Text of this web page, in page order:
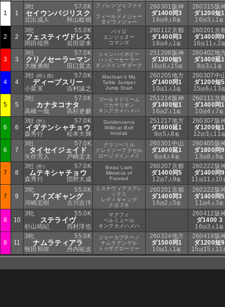
1 1
57.0K
3牡
セイウンバジリスク
北出成人 秋山稔樹
フィレンツェファイ
ア
フィールドメジャー
ダイワメジャー
260301阪神
ダ1400同3
16頭9 人6着
260315阪
ダ1200短1
16頭3 人 1着
2 2
55.0K
3牝
フェスティヴドレス
岡田稲男 岩田望来
パイロ
エンジェヌー
コマンズ
260112京都
ダ1400同3
16頭4 人 1着
260201京
ダ1400同9
16頭 11 人 2
3 3
57.0K
3牡
クリノセーラーマン
大橋勇樹 田口貫太
シャンハイボビー
ハッピーセーラー
ダンスインザダーク
251206阪神
ダ1200短5
16頭6 人 15着
260402地
ダ1400延1
8頭3 人 1 着
4 4
57.0K
3牡 (外) (B)
ディープスリー
小栗実 吉村誠之
Maclean's Mu
Table Jumper
Jump Start
260205地方
ダ1400同1
10頭1 人 1着
260307中
ダ1200短5
15頭6 人 13
5 5
57.0K
3牡
カナタコナタ
高橋一哉 高杉吏麒
ゴールドドリーム
ツカサリボン
キングカメハメハ
251214阪神
ダ1400短1
16頭2 人 1着
260111京
ダ1400同1
10頭4 人 7着
6 6
57.0K
3牡 (外)
イダテンシャチョウ
森秀行 松本大輝
Goldencents
Wildcat Bell
Intidab
251217地方
ダ1600延1
9頭5 人8 着
260307阪
ダ1200短1
12頭3 人 11
6 7
57.0K
3牡
タイセイジェイド
矢作芳人 戸崎圭太
クリソベリル
クレイジーアクセル
ロージズインメイ
260301中山
ダ1800延1
8頭4 人4着
260405阪
ダ1800同9
13頭8 人9着
7 8
57.0K
3牡 (外)
ムテキシャチョウ
森秀行 団野大成
Beau Liam
Mistress of
Frosted
260207京都
ダ1400同5
12頭7 人9着
260222阪
ダ1400同9
11 頭11 人 10
7 9
55.0K
3牝
ワイズギャング
河嶋宏樹 古川吉洋
ミスチヴィアスアレ
ックス
レディギャング
クロフネ
260201京都
ダ1400同3
16頭2 人5着
260222阪
ダ1400同5
11頭4 人3着
8 10
55.0K
3牝
ステライヴ
杉山晴紀 西村淳也
マクフィ
ベルミュール
キングカメハメハ
260412阪
ダ1400 3
16頭3 人 1着
8 11
55.0K
3牝
ナムラティアラ
牧田和弥 丹内祐次
ジョーカプチーノ
ナムラテンゲル
トゥザグローリー
260324地方
ダ1500同1
10頭1 人 1着
260419阪
ダ1200短9
15 頭15 人 11